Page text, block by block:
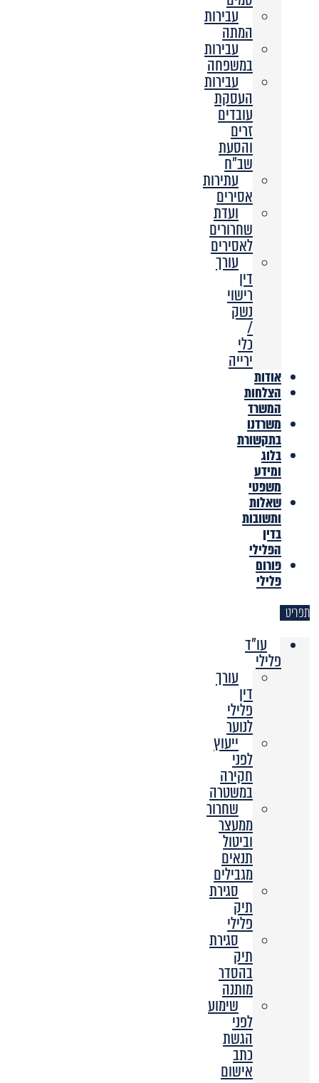
עבירות
המתה
עבירות
במשפחה
עבירות
העסקת
עובדים
זרים
והסעת
שב”ח
עתירות
אסירים
ועדת
שחרורים
לאסירים
עורך
דין
רישוי
נשק
/
כלי
ירייה
אודות
הצלחות
המשרד
משרדנו
בתקשורת
בלוג
ומידע
משפטי
שאלות
ותשובות
בדין
הפלילי
פורום
פלילי
תפריט
עו"ד
פלילי
עורך
דין
פלילי
לנוער
ייעוץ
לפני
חקירה
במשטרה
שחרור
ממעצר
וביטול
תנאים
מגבילים
סגירת
תיק
פלילי
סגירת
תיק
בהסדר
מותנה
שימוע
לפני
הגשת
כתב
אישום